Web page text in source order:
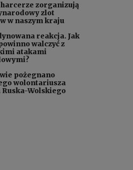
УКРАЇНСЬКА
harcerze zorganizują
zlot
w naszym kraju
reakcja. Jak
walczyć z
atakami
pożegnano
wolontariusza
Wolskiego